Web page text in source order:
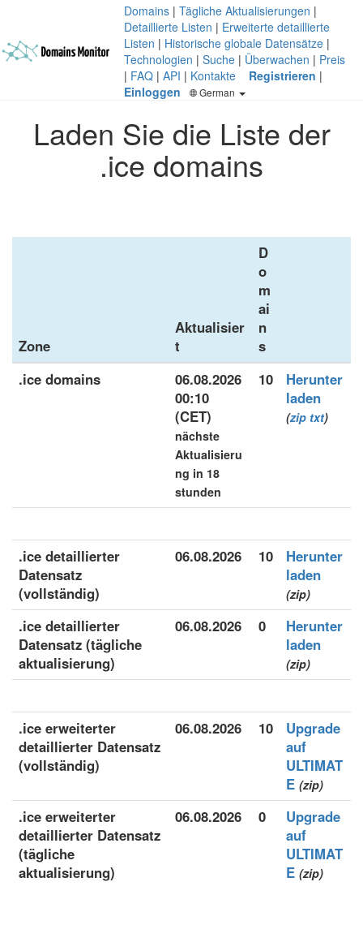
Domains | Tägliche Aktualisierungen |
Detaillierte Listen | Erweiterte detaillierte
Listen | Historische globale Datensätze |
Technologien | Suche | Überwachen | Preis
| FAQ | API | Kontakte Registrieren |
Einloggen
German
Laden Sie die Liste der
.ice domains
Zone
Aktualisier
t
D
o
m
ai
n
s
.ice domains
06.08.2026
00:10
(CET)
nächste
Aktualisieru
ng in 18
stunden
10
Herunter
laden
(zip txt)
.ice detaillierter
Datensatz
(vollständig)
06.08.2026 10
Herunter
laden
(zip)
.ice detaillierter
Datensatz (tägliche
aktualisierung)
06.08.2026 0
Herunter
laden
(zip)
.ice erweiterter
detaillierter Datensatz
(vollständig)
06.08.2026 10
Upgrade
auf
ULTIMAT
E (zip)
.ice erweiterter
detaillierter Datensatz
(tägliche
aktualisierung)
06.08.2026 0
Upgrade
auf
ULTIMAT
E (zip)